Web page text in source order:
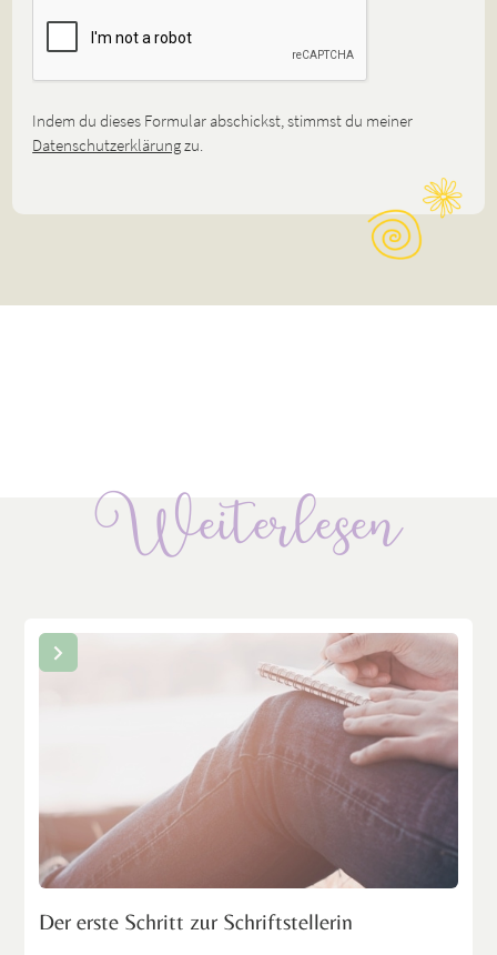
Indem du dieses Formular abschickst, stimmst du meiner
Datenschutzerklärungzu.
Weiterlesen
Der erste Schritt zur Schriftstellerin